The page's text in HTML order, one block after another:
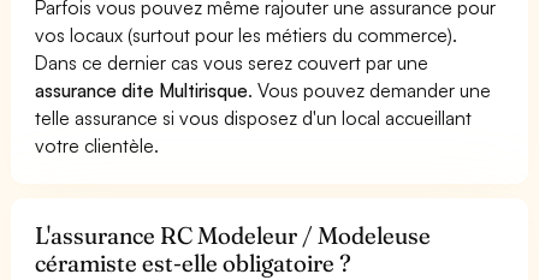
Parfois vous pouvez même rajouter une assurance pour
vos locaux (surtout pour les métiers du commerce).
Dans ce dernier cas vous serez couvert par une
assurance dite Multirisque. Vous pouvez demander une
telle assurance si vous disposez d'un local accueillant
votre clientèle.
L'assurance RC Modeleur / Modeleuse
céramiste est-elle obligatoire ?